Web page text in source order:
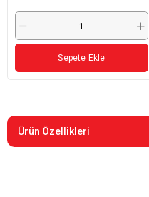
Sepete Ekle
Ürün Özellikleri